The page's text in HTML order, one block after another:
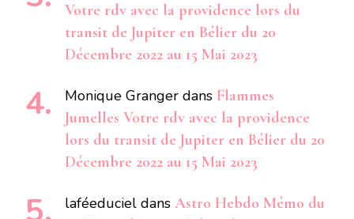
Votre rdv avec la providence lors du
transit de Jupiter en Bélier du 20
Décembre 2022 au 15 Mai 2023
Monique Granger dans Flammes
Jumelles Votre rdv avec la providence
lors du transit de Jupiter en Bélier du 20
Décembre 2022 au 15 Mai 2023
laféeduciel dans Astro Hebdo Mémo du